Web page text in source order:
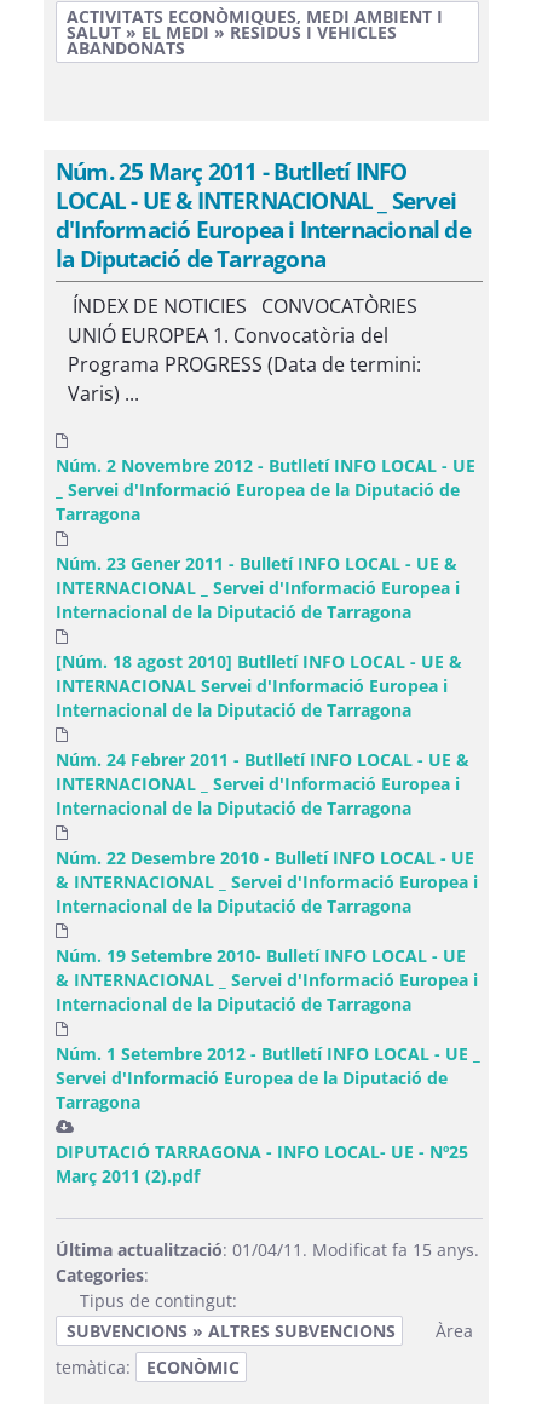
ACTIVITATS ECONÒMIQUES, MEDI AMBIENT I
SALUT » EL MEDI » RESIDUS I VEHICLES
ABANDONATS
Núm. 25 Març 2011 - Butlletí INFO
LOCAL - UE & INTERNACIONAL _ Servei
d'Informació Europea i Internacional de
la Diputació de Tarragona
ÍNDEX DE NOTICIES CONVOCATÒRIES
UNIÓ EUROPEA 1. Convocatòria del
Programa PROGRESS (Data de termini:
Varis) ...
Núm. 2 Novembre 2012 - Butlletí INFO LOCAL - UE
_ Servei d'Informació Europea de la Diputació de
Tarragona
Núm. 23 Gener 2011 - Bulletí INFO LOCAL - UE &
INTERNACIONAL _ Servei d'Informació Europea i
Internacional de la Diputació de Tarragona
[Núm. 18 agost 2010] Butlletí INFO LOCAL - UE &
INTERNACIONAL Servei d'Informació Europea i
Internacional de la Diputació de Tarragona
Núm. 24 Febrer 2011 - Butlletí INFO LOCAL - UE &
INTERNACIONAL _ Servei d'Informació Europea i
Internacional de la Diputació de Tarragona
Núm. 22 Desembre 2010 - Bulletí INFO LOCAL - UE
& INTERNACIONAL _ Servei d'Informació Europea i
Internacional de la Diputació de Tarragona
Núm. 19 Setembre 2010- Bulletí INFO LOCAL - UE
& INTERNACIONAL _ Servei d'Informació Europea i
Internacional de la Diputació de Tarragona
Núm. 1 Setembre 2012 - Butlletí INFO LOCAL - UE _
Servei d'Informació Europea de la Diputació de
Tarragona
DIPUTACIÓ TARRAGONA - INFO LOCAL- UE - Nº25
Març 2011 (2).pdf
Última actualització: 01/04/11. Modificat fa 15 anys.
Categories:
Tipus de contingut:
SUBVENCIONS » ALTRES SUBVENCIONS
Àrea
temàtica:
ECONÒMIC